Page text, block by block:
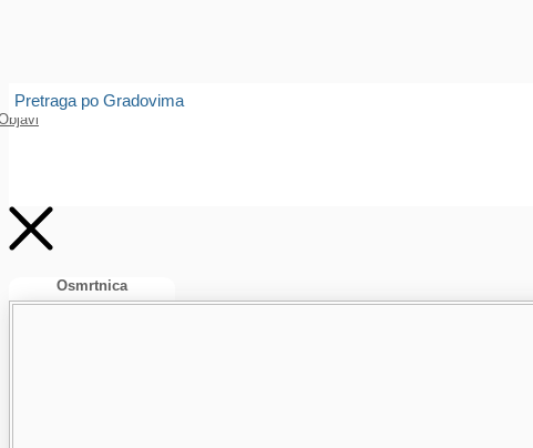
Pretraga po Gradovima
Osmrtnica